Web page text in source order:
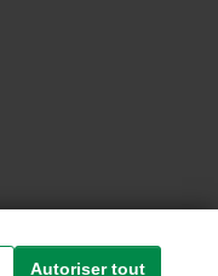
Autoriser tout